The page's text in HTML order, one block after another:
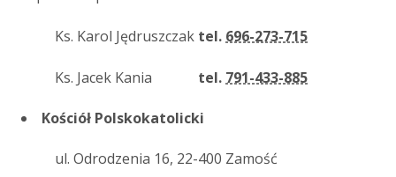
Ks. Karol Jędruszczak tel. 696-273-715
Ks. Jacek Kania tel. 791-433-885
Kościół Polskokatolicki
ul. Odrodzenia 16, 22-400 Zamość